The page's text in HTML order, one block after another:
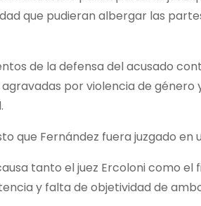
que pudieran albergar las
de la defensa del acusado
por violencia de género
que Fernández fuera juzgado en
tanto el juez Ercoloni como el
y falta de objetividad de